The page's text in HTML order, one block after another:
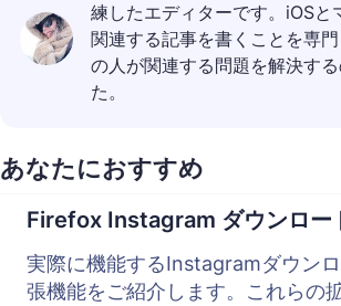
練したエディターです。iOSと
関連する記事を書くことを専
の人が関連する問題を解決す
た。
あなたにおすすめ
Firefox Instagram ダウンロー
実際に機能するInstagramダウン
張機能をご紹介します。これらの